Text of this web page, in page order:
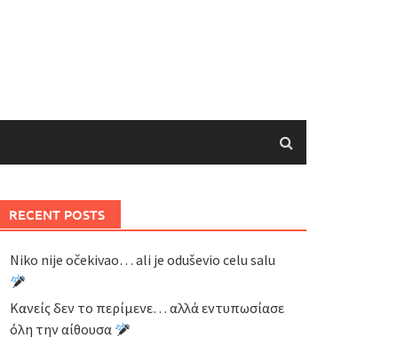
RECENT POSTS
Niko nije očekivao… ali je oduševio celu salu
Κανείς δεν το περίμενε… αλλά εντυπωσίασε
όλη την αίθουσα